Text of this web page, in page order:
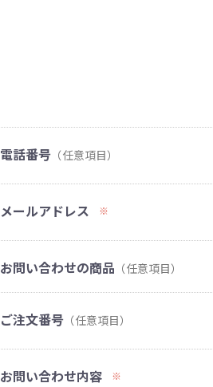
電話番号 （任意項目）
メールアドレス ※
お問い合わせの商品 （任意項目）
ご注文番号 （任意項目）
お問い合わせ内容 ※